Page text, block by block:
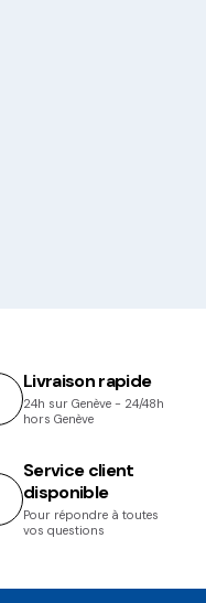
Livraison rapide
24h sur Genève - 24/48h
hors Genève
Service client
disponible
Pour répondre à toutes
vos questions